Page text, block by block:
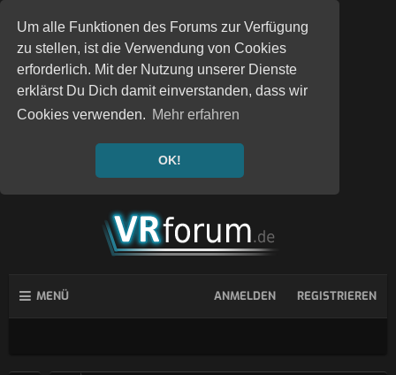
Um alle Funktionen des Forums zur Verfügung
zu stellen, ist die Verwendung von Cookies
erforderlich. Mit der Nutzung unserer Dienste
erklärst Du Dich damit einverstanden, dass wir
Cookies verwenden. Mehr erfahren
OK!
MENÜ ANMELDEN REGISTRIEREN